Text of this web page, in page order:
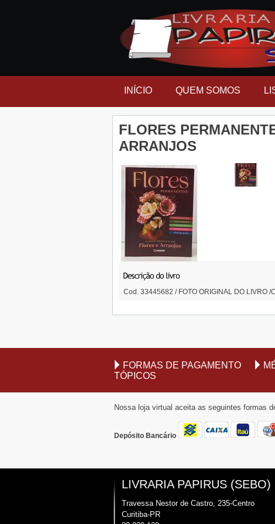
INÍCIO QUEM SOMOS
FLORES
ARRANJOS
Cod. 33445682 / FOTO ORIGINAL DO LIVRO
FORMAS DE PAGAMENTO
TÓPICOS
Nossa loja virtual aceita as seguintes formas
Depósito Bancário
LIVRARIA PAPIRUS (SEBO)
Travessa Nestor de Castro, 235-Centro
Curitiba-PR